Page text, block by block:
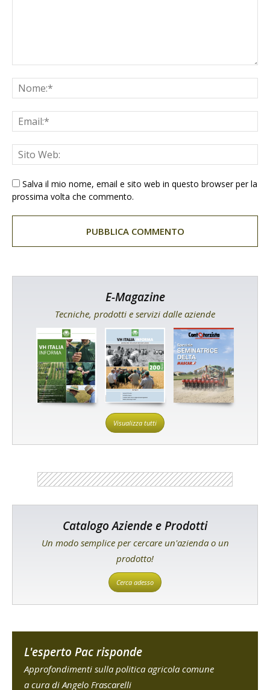
Salva il mio nome, email e sito web in questo browser per la
prossima volta che commento.
E-Magazine
Tecniche, prodotti e servizi dalle aziende
Visualizza tutti
Catalogo Aziende e Prodotti
Un modo semplice per cercare un'azienda o un
prodotto!
Cerca adesso
L'esperto Pac risponde
Approfondimenti sulla politica agricola comune
a cura di Angelo Frascarelli